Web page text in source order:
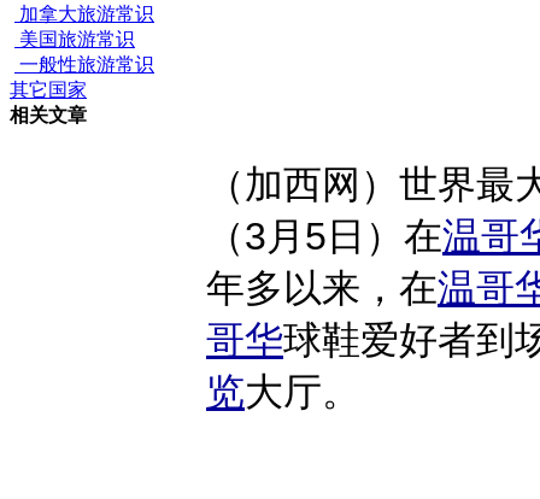
加拿大旅游常识
美国旅游常识
一般性旅游常识
其它国家
相关文章
（加西网）世界
（3月5日）在温哥
年多以来，在温哥
哥华球鞋爱好者到
览大厅。